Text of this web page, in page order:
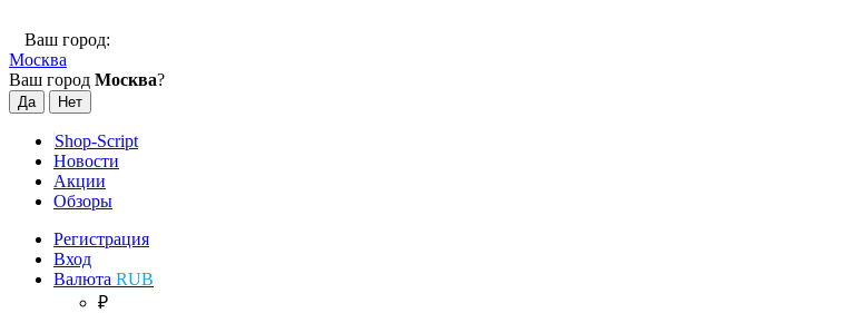
Ваш город:
Москва
Ваш город Москва?
Shop-Script
Новости
Акции
Обзоры
Регистрация
Вход
Валюта RUB
₽